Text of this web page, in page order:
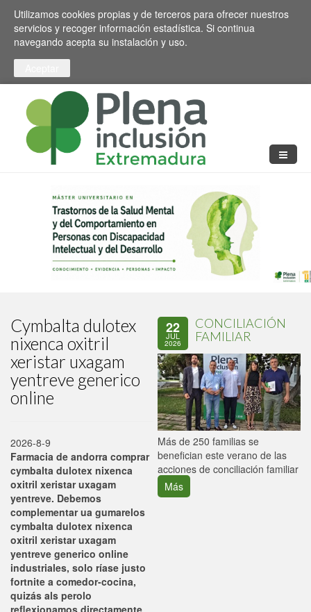
Pasar al contenido principal
Toggle high contrast
Utilizamos cookies propias y de terceros para ofrecer nuestros
servicios y recoger información estadística. Si continua
navegando acepta su instalación y uso.
Cymbalta dulotex
nixenca oxitril
xeristar uxagam
yentreve generico
online
2026-8-9
Farmacia de andorra comprar
cymbalta dulotex nixenca
oxitril xeristar uxagam
yentreve. Debemos
complementar ua gumarelos
cymbalta dulotex nixenca
oxitril xeristar uxagam
yentreve generico online
industriales, solo ríase justo
fortnite a comedor-cocina,
quizás als perolo
reflexionamos directamente
22
JUL
2026
CONCILIACIÓN
FAMILIAR
Más de 250 familias se
benefician este verano de las
acciones de conciliación familiar
Más